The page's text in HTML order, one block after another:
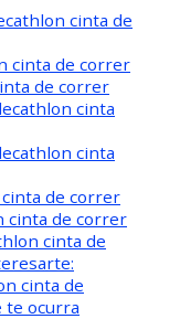
cinta de
cinta de correr
de correr
cinta
cinta
de correr
cinta de correr
cinta de
cinta de
te ocurra